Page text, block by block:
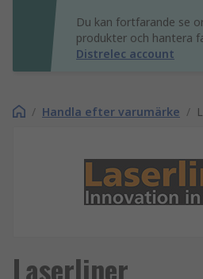
Du kan fortfarande se
produkter och hantera
Distrelec account
/ Handla efter varumärke /
Laserliner